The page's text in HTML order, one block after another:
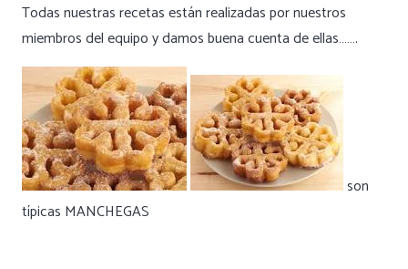
Todas nuestras recetas están realizadas por nuestros
miembros del equipo y damos buena cuenta de ellas…….
son
típicas MANCHEGAS